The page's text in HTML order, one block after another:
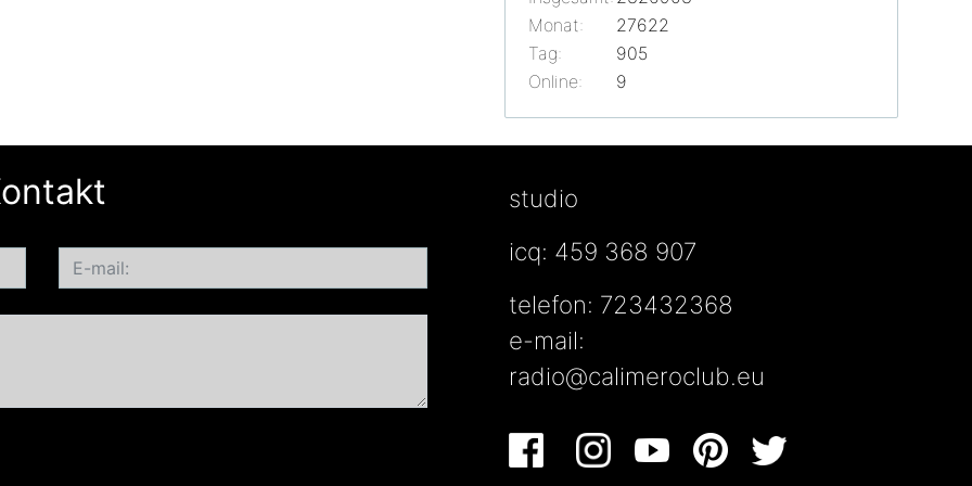
Online: 9
Monat:
27622
Tag:
905
studio
icq: 459 368 907
telefon: 723432368
e-mail:
radio@calimeroclub.eu